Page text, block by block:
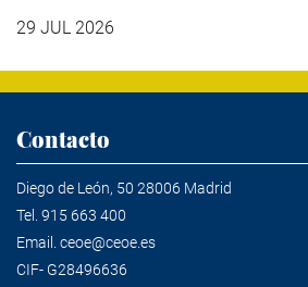
29 JUL 2026
Contacto
Diego de León, 50 28006 Madrid
Tel. 915 663 400
Email. ceoe@ceoe.es
CIF- G28496636